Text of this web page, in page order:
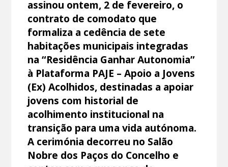
assinou ontem, 2 de fevereiro, o
contrato de comodato que
formaliza a cedência de sete
habitações municipais integradas
na “Residência Ganhar Autonomia”
à Plataforma PAJE – Apoio a Jovens
(Ex) Acolhidos, destinadas a apoiar
jovens com historial de
acolhimento institucional na
transição para uma vida autónoma.
A cerimónia decorreu no Salão
Nobre dos Paços do Concelho e